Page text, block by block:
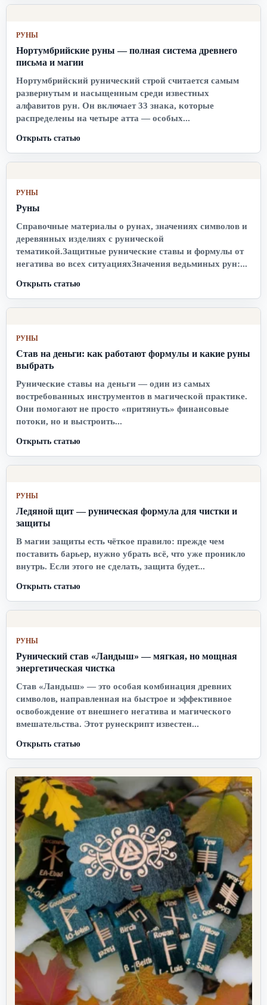
РУНЫ
Нортумбрийские руны — полная система древнего
письма и магии
Нортумбрийский рунический строй считается самым
развернутым и насыщенным среди известных
алфавитов рун. Он включает 33 знака, которые
распределены на четыре атта — особых...
Открыть статью
РУНЫ
Руны
Справочные материалы о рунах, значениях символов и
деревянных изделиях с рунической
тематикой.Защитные рунические ставы и формулы от
негатива во всех ситуацияхЗначения ведьминых рун:...
Открыть статью
РУНЫ
Став на деньги: как работают формулы и какие руны
выбрать
Рунические ставы на деньги — один из самых
востребованных инструментов в магической практике.
Они помогают не просто «притянуть» финансовые
потоки, но и выстроить...
Открыть статью
РУНЫ
Ледяной щит — руническая формула для чистки и
защиты
В магии защиты есть чёткое правило: прежде чем
поставить барьер, нужно убрать всё, что уже проникло
внутрь. Если этого не сделать, защита будет...
Открыть статью
РУНЫ
Рунический став «Ландыш» — мягкая, но мощная
энергетическая чистка
Став «Ландыш» — это особая комбинация древних
символов, направленная на быстрое и эффективное
освобождение от внешнего негатива и магического
вмешательства. Этот рунескрипт известен...
Открыть статью